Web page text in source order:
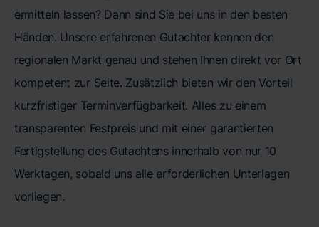
ermitteln lassen? Dann sind Sie bei uns in den besten
Händen. Unsere erfahrenen Gutachter kennen den
regionalen Markt genau und stehen Ihnen direkt vor Ort
kompetent zur Seite. Zusätzlich bieten wir den Vorteil
kurzfristiger Terminverfügbarkeit. Alles zu einem
transparenten Festpreis und mit einer garantierten
Fertigstellung des Gutachtens innerhalb von nur 10
Werktagen, sobald uns alle erforderlichen Unterlagen
vorliegen.